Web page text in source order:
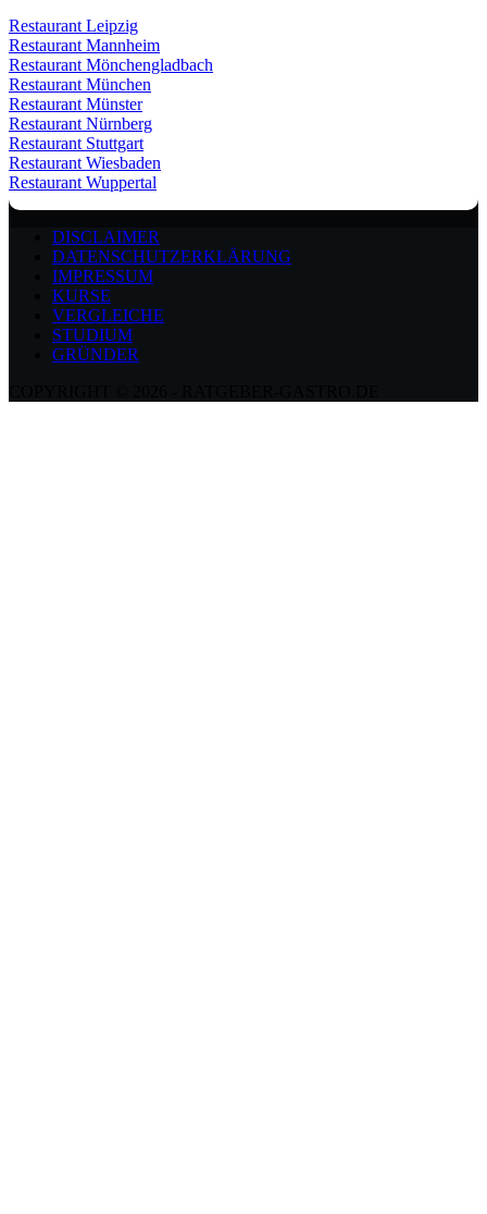
Restaurant Leipzig
Restaurant Mannheim
Restaurant Mönchengladbach
Restaurant München
Restaurant Münster
Restaurant Nürnberg
Restaurant Stuttgart
Restaurant Wiesbaden
Restaurant Wuppertal
DISCLAIMER
DATENSCHUTZERKLÄRUNG
IMPRESSUM
KURSE
VERGLEICHE
STUDIUM
GRÜNDER